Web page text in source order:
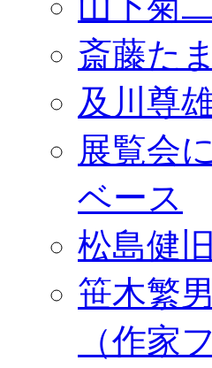
斎藤た
及川尊
展覧会
ベース
松島健
笹木繁
（作家